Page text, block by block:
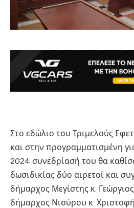
Στο εδώλιο του Τριμελούς
και στην προγραμματισμένη
2024 συνεδρίασή του θα
δωσιδικίας δύο αιρετοί και
δήμαρχος Μεγίστης κ.
δήμαρχος Νισύρου κ.